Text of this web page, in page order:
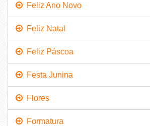
Feliz Ano Novo
Feliz Natal
Feliz Páscoa
Festa Junina
Flores
Formatura